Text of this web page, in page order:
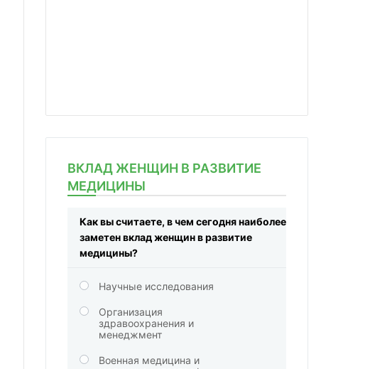
ВКЛАД ЖЕНЩИН В РАЗВИТИЕ
МЕДИЦИНЫ
Как вы считаете, в чем сегодня наиболее
заметен вклад женщин в развитие
медицины?
Научные исследования
Организация
здравоохранения и
менеджмент
Военная медицина и